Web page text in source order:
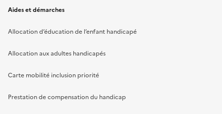
Aides et démarches
Allocation d’éducation de l’enfant handicapé
Allocation aux adultes handicapés
Carte mobilité inclusion priorité
Prestation de compensation du handicap